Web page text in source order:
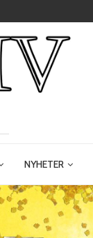
NYHETER